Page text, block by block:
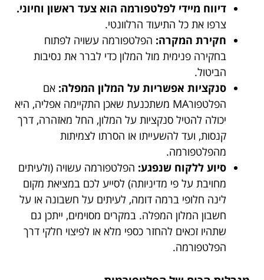
דיווח מיידי לפלטפורמה הוא צעד ראשון וחיוני.
צרפו את כל התיעוד הרלוונטי.
חקירת המקרה: הפלטפורמה עשויה לפתוח
בחקירה פנימית מול המלון כדי לברר את נסיבות
הביטול.
סנקציות אפשריות על המלון המפלה: אם
הפלטפורMA משתכנעת שאכן התקיימה אפליה, היא
יכולה להטיל סנקציות על המלון, החל מאזהרה, דרך
קנסות, ועד להשעייתו או הסרתו לצמיתות
מהפלטפורמה.
סיוע ללקוח שנפגע: הפלטפורמה עשויה (ולעיתים
מחויבת על פי מדיניותה) לסייע לכם במציאת מקום
לינה חלופי ברמה דומה, לעיתים על חשבונה או על
חשבון המלון המפלה. במקרים מסוימים, ייתכן גם
שתהיו זכאים להחזר כספי מלא או לפיצוי חלקי דרך
הפלטפורמה.